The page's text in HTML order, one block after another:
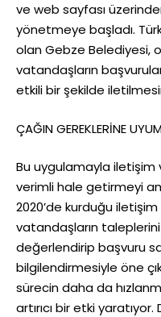
ve web sayfası
yönetmeye başladı.
olan Gebze Belediyesi,
vatandaşların
etkili bir şekilde
ÇAĞIN GEREKLERİNE
Bu uygulamayla
verimli hale getirmeyi
2020’de kurduğu
vatandaşların taleplerini
değerlendirip başvuru
bilgilendirmesiyle öne
sürecin daha da
artırıcı bir etki